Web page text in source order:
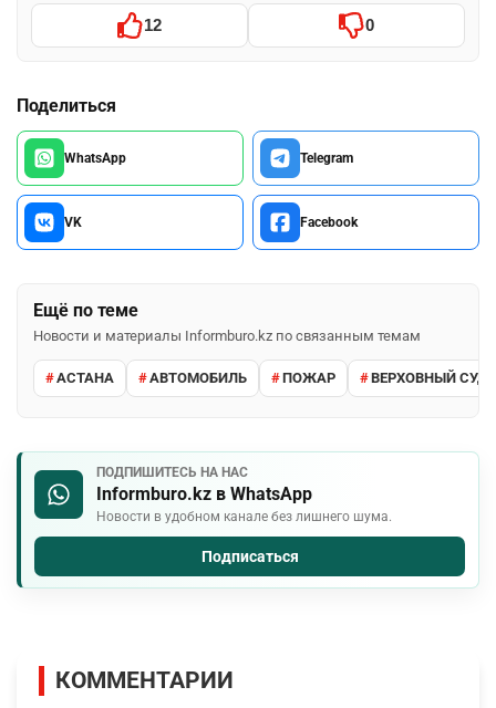
12 0
Поделиться
WhatsApp Telegram
VK Facebook
Ещё по теме
Новости и материалы Informburo.kz по связанным темам
АСТАНА АВТОМОБИЛЬ ПОЖАР ВЕРХОВНЫЙ СУД
ПОДПИШИТЕСЬ НА НАС
Informburo.kz в WhatsApp
Новости в удобном канале без лишнего шума.
Подписаться
КОММЕНТАРИИ